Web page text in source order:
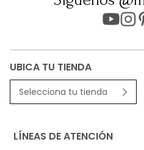
UBICA TU TIENDA
Selecciona tu tienda
LÍNEAS DE ATENCIÓN